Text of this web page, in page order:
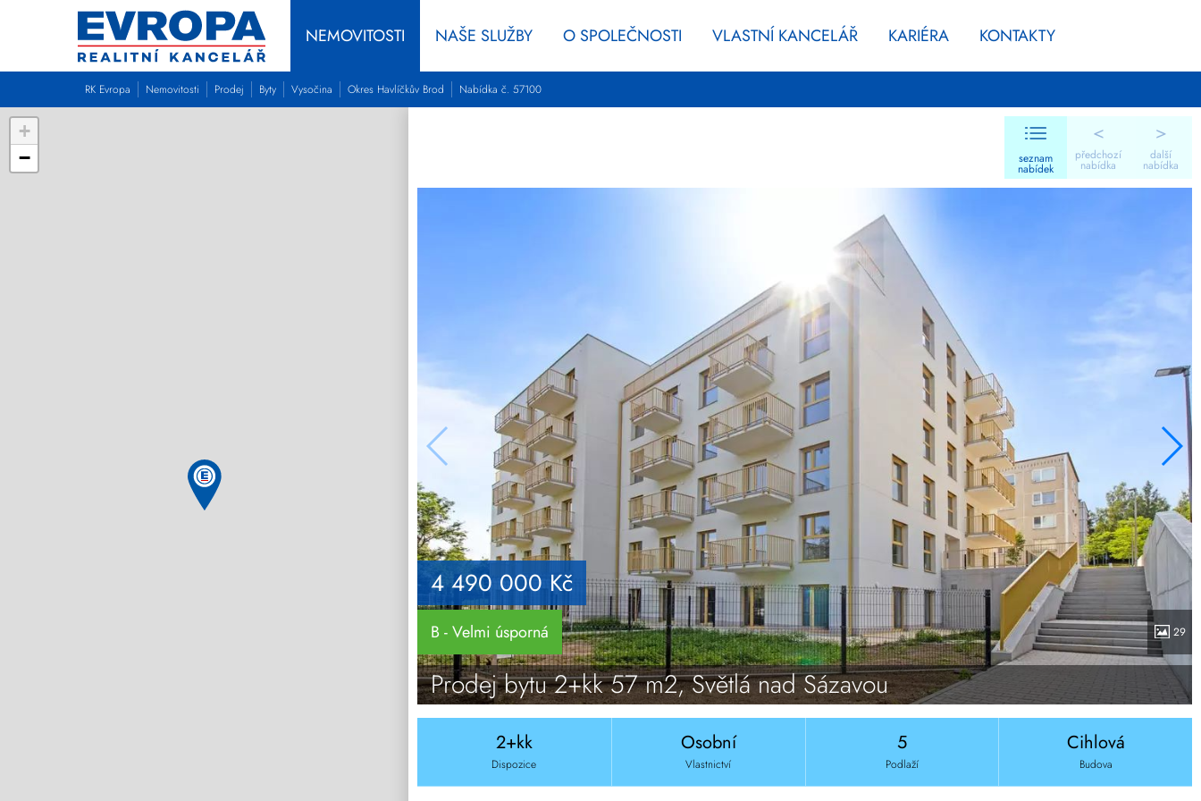
NEMOVITOSTI NAŠE SLUŽBY O SPOLEČNOSTI VLASTNÍ KANCELÁŘ KARIÉRA KONTAKTY
RK Evropa Nemovitosti Prodej Byty Vysočina Okres Havlíčkův Brod Nabídka č. 57100
+
−
<
předchozí
nabídka
seznam
nabídek
>
další
nabídka
4 490 000 Kč
B - Velmi úsporná 29
Prodej bytu 2+kk 57 m2, Světlá nad Sázavou
2+kk
Dispozice
Osobní
Vlastnictví
5
Podlaží
Cihlová
Budova